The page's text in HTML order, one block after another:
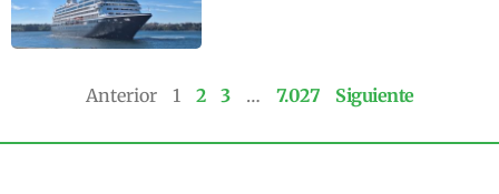
Anterior 1 2 3 … 7.027 Siguiente